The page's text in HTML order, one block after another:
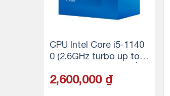
CPU Intel Core i5-1140
0 (2.6GHz turbo up to
g, 12MB Cache, 65W)
2,600,000 ₫